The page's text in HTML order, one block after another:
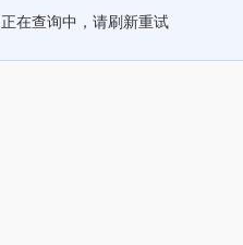
正在查询中，请刷新重试